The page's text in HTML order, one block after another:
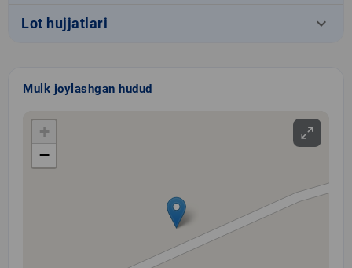
Lot hujjatlari keyboard_arrow_down
Mulk joylashgan hudud
+
−